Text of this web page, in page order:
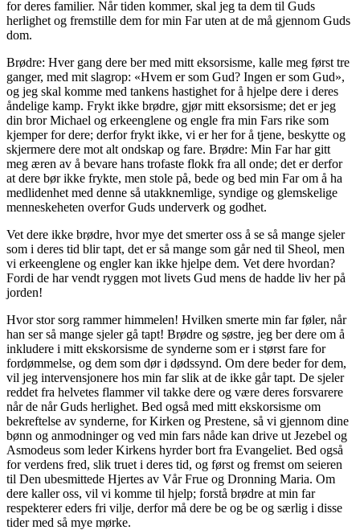
for deres familier. Når tiden kommer, skal jeg ta dem til Guds
herlighet og fremstille dem for min Far uten at de må gjennom Guds
dom.
Brødre: Hver gang dere ber med mitt eksorsisme, kalle meg først tre
ganger, med mit slagrop: «Hvem er som Gud? Ingen er som Gud»,
og jeg skal komme med tankens hastighet for å hjelpe dere i deres
åndelige kamp. Frykt ikke brødre, gjør mitt eksorsisme; det er jeg
din bror Michael og erkeenglene og engle fra min Fars rike som
kjemper for dere; derfor frykt ikke, vi er her for å tjene, beskytte og
skjermere dere mot alt ondskap og fare. Brødre: Min Far har gitt
meg æren av å bevare hans trofaste flokk fra all onde; det er derfor
at dere bør ikke frykte, men stole på, bede og bed min Far om å ha
medlidenhet med denne så utakknemlige, syndige og glemskelige
menneskeheten overfor Guds underverk og godhet.
Vet dere ikke brødre, hvor mye det smerter oss å se så mange sjeler
som i deres tid blir tapt, det er så mange som går ned til Sheol, men
vi erkeenglene og engler kan ikke hjelpe dem. Vet dere hvordan?
Fordi de har vendt ryggen mot livets Gud mens de hadde liv her på
jorden!
Hvor stor sorg rammer himmelen! Hvilken smerte min far føler, når
han ser så mange sjeler gå tapt! Brødre og søstre, jeg ber dere om å
inkludere i mitt ekskorsisme de synderne som er i størst fare for
fordømmelse, og dem som dør i dødssynd. Om dere beder for dem,
vil jeg intervensjonere hos min far slik at de ikke går tapt. De sjeler
reddet fra helvetes flammer vil takke dere og være deres forsvarere
når de når Guds herlighet. Bed også med mitt ekskorsisme om
bekreftelse av synderne, for Kirken og Prestene, så vi gjennom dine
bønn og anmodninger og ved min fars nåde kan drive ut Jezebel og
Asmodeus som leder Kirkens hyrder bort fra Evangeliet. Bed også
for verdens fred, slik truet i deres tid, og først og fremst om seieren
til Den ubesmittede Hjertes av Vår Frue og Dronning Maria. Om
dere kaller oss, vil vi komme til hjelp; forstå brødre at min far
respekterer eders fri vilje, derfor må dere be og be og særlig i disse
tider med så mye mørke.